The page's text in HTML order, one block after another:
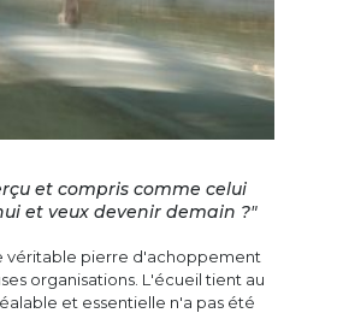
et compris comme celui
et veux devenir demain ?"
véritable pierre d'achoppement
organisations. L'écueil tient au
et essentielle n'a pas été